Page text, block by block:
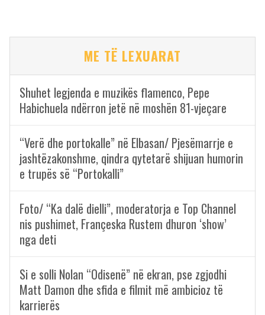
ME TË LEXUARAT
Shuhet legjenda e muzikës flamenco, Pepe
Habichuela ndërron jetë në moshën 81-vjeçare
“Verë dhe portokalle” në Elbasan/ Pjesëmarrje e
jashtëzakonshme, qindra qytetarë shijuan humorin
e trupës së “Portokalli”
Foto/ “Ka dalë dielli”, moderatorja e Top Channel
nis pushimet, Françeska Rustem dhuron ‘show’
nga deti
Si e solli Nolan “Odisenë” në ekran, pse zgjodhi
Matt Damon dhe sfida e filmit më ambicioz të
karrierës